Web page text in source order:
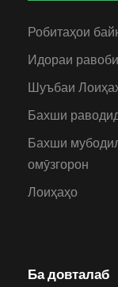
Робитаҳои
Идораи
Шуъбаи
Бахши
Бахши
омӯзгорон
Лоиҳаҳо
Ба довталаб